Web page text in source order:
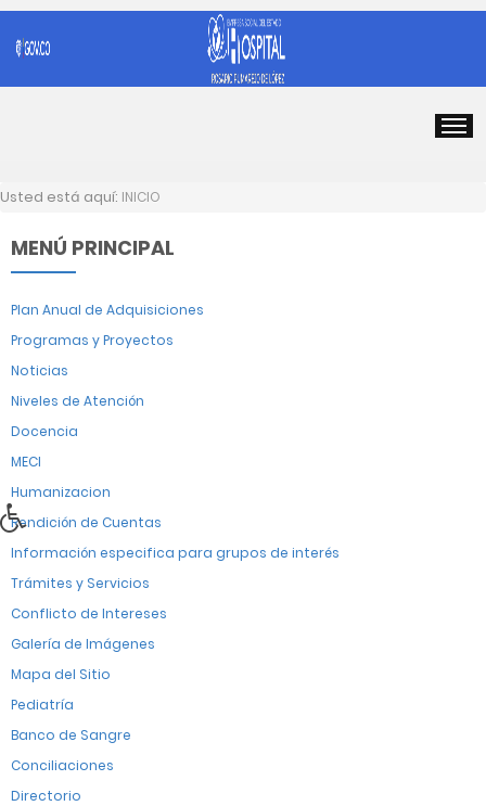
Usted está aquí: INICIO
MENÚ PRINCIPAL
Plan Anual de Adquisiciones
Programas y Proyectos
Noticias
Niveles de Atención
Docencia
MECI
Humanizacion
Rendición de Cuentas
Información especifica para grupos de interés
Trámites y Servicios
Conflicto de Intereses
Galería de Imágenes
Mapa del Sitio
Pediatría
Banco de Sangre
Conciliaciones
Directorio